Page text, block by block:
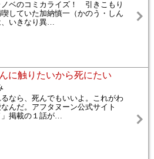
ノベのコミカライズ！ 引きこもり
していた加納慎一（かのう・しん
いきなり異…
に触りたいから死にたい
なら、死んでもいいよ。これがわ
んだ。アフタヌーン公式サイト
」掲載の１話が…